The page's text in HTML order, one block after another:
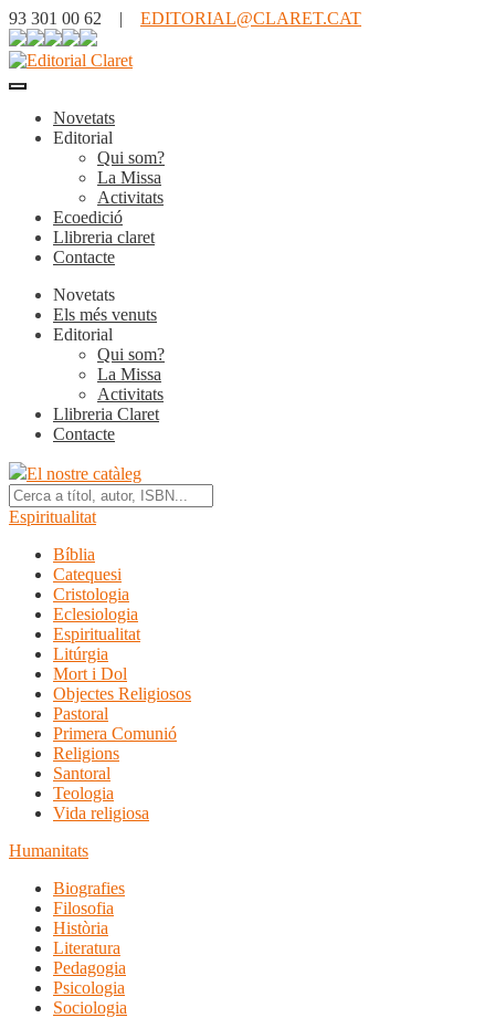
93 301 00 62 | EDITORIAL@CLARET.CAT
Novetats
Editorial
Qui som?
La Missa
Activitats
Ecoedició
Llibreria claret
Contacte
Novetats
Els més venuts
Editorial
Qui som?
La Missa
Activitats
Llibreria Claret
Contacte
El nostre catàleg
Espiritualitat
Bíblia
Catequesi
Cristologia
Eclesiologia
Espiritualitat
Litúrgia
Mort i Dol
Objectes Religiosos
Pastoral
Primera Comunió
Religions
Santoral
Teologia
Vida religiosa
Humanitats
Biografies
Filosofia
Història
Literatura
Pedagogia
Psicologia
Sociologia